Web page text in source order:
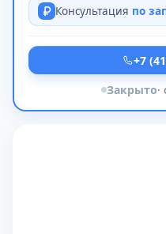
Консультация по
+7
Закрыто